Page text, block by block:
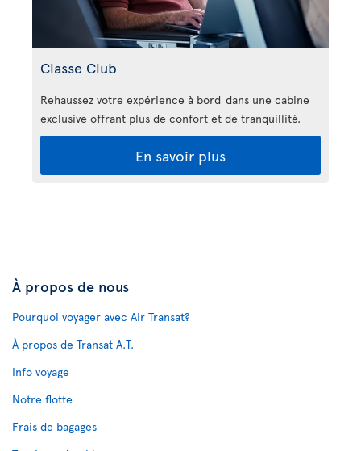
Classe Club
Rehaussez votre expérience à bord dans une cabine
exclusive offrant plus de confort et de tranquillité.
En savoir plus
À propos de nous
Pourquoi voyager avec Air Transat?
À propos de Transat A.T.
Info voyage
Notre flotte
Frais de bagages